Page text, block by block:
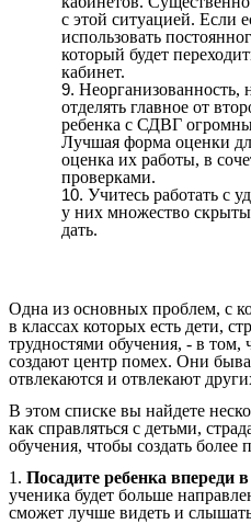
с этой ситуацией. Если
использовать
который будет
кабинет.
Неорганизованность,
отделять главное от
ребенка с СДВГ
Лучшая форма оценки
оценка их работы, в
проверками.
Учитесь работать с
у них множество
дать.
Одна из основных проблем, с
в классах которых есть дети,
трудностями обучения, - в
создают центр помех. Они
отвлекаются и отвлекают
В этом списке вы найдете
как справляться с детьми,
обучения, чтобы создать более
1. Посадите ребенка впереди
ученика будет больше
сможет лучше видеть и